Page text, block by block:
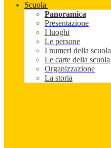
Scuola
Panoramica
Presentazione
I luoghi
Le persone
I numeri della scuola
Le carte della scuola
Organizzazione
La storia